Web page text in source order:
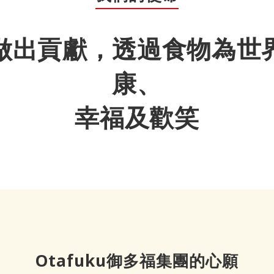
出貢獻，透過食物為世
康、
幸福及歡笑
Otafuku御多福集團的心願